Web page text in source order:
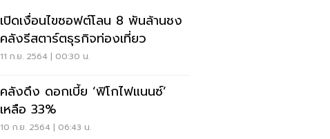
เปิดเงื่อนไขซอฟต์โลน 8 พันล้านชง
คลังรีสตาร์ตธุรกิจท่องเที่ยว
11 ก.ย. 2564 | 00:30 น.
คลังดึง ดอกเบี้ย ‘ฟิโกไฟแนนซ์’
เหลือ 33%
10 ก.ย. 2564 | 06:43 น.